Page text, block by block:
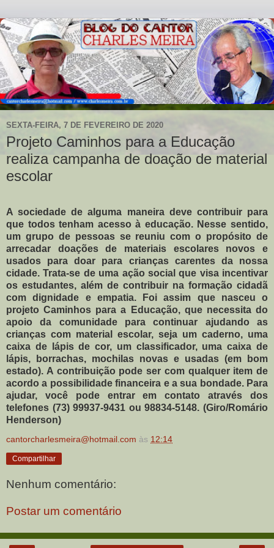
SEXTA-FEIRA, 7 DE FEVEREIRO DE 2020
Projeto Caminhos para a Educação
realiza campanha de doação de material
escolar
A sociedade de alguma maneira deve contribuir para
que todos tenham acesso à educação. Nesse sentido,
um grupo de pessoas se reuniu com o propósito de
arrecadar doações de materiais escolares novos e
usados para doar para crianças carentes da nossa
cidade. Trata-se de uma ação social que visa incentivar
os estudantes, além de contribuir na formação cidadã
com dignidade e empatia. Foi assim que nasceu o
projeto Caminhos para a Educação, que necessita do
apoio da comunidade para continuar ajudando as
crianças com material escolar, seja um caderno, uma
caixa de lápis de cor, um classificador, uma caixa de
lápis, borrachas, mochilas novas e usadas (em bom
estado). A contribuição pode ser com qualquer item de
acordo a possibilidade financeira e a sua bondade. Para
ajudar, você pode entrar em contato através dos
telefones (73) 99937-9431 ou 98834-5148. (Giro/Romário
Henderson)
cantorcharlesmeira@hotmail.com às 12:14
Compartilhar
Nenhum comentário:
Postar um comentário